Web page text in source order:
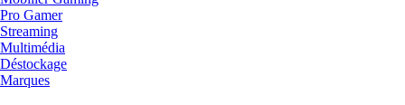
Pro Gamer
Streaming
Multimédia
Déstockage
Marques